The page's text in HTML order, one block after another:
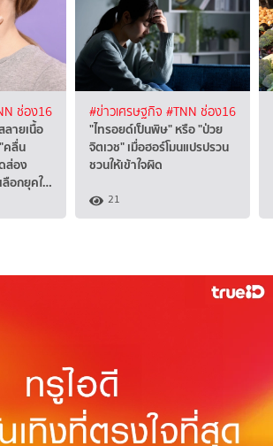
ช่อง16
ายเนื้อ
คลื่น
ส่อง
อกยุคใ…
#ข่าวเศรษฐกิจ #TNN ช่อง16
"ไทรอยด์เป็นพิษ" หรือ "ป่วย
จิตเวช" เมื่อฮอร์โมนแปรปรวน
ชวนให้เข้าใจผิด
21